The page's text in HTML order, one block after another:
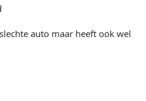
auto maar heeft ook wel